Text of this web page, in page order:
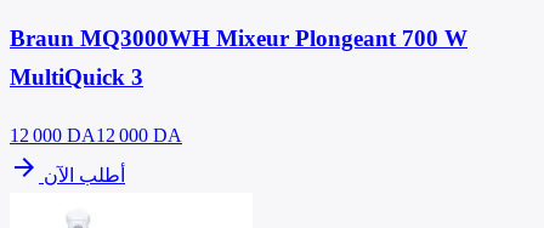
Braun MQ3000WH Mixeur Plongeant 700 W
MultiQuick 3
12 000 DA12 000 DA
arrow_forward أطلب الآن